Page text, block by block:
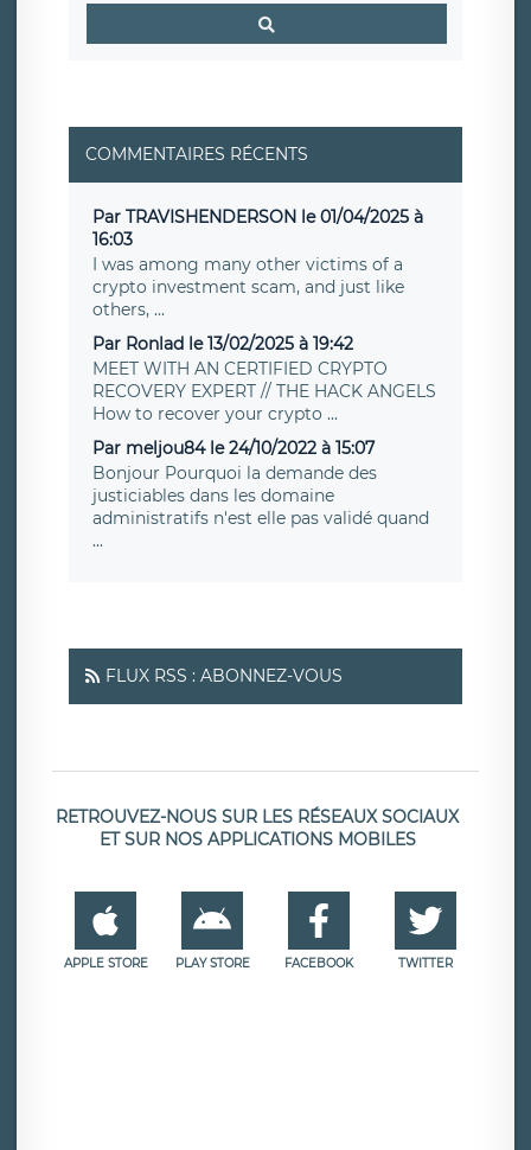
COMMENTAIRES RÉCENTS
Par TRAVISHENDERSON le 01/04/2025 à
16:03
I was among many other victims of a
crypto investment scam, and just like
others, ...
Par Ronlad le 13/02/2025 à 19:42
MEET WITH AN CERTIFIED CRYPTO
RECOVERY EXPERT // THE HACK ANGELS
How to recover your crypto ...
Par meljou84 le 24/10/2022 à 15:07
Bonjour Pourquoi la demande des
justiciables dans les domaine
administratifs n'est elle pas validé quand
...
FLUX RSS : ABONNEZ-VOUS
RETROUVEZ-NOUS SUR LES RÉSEAUX SOCIAUX
ET SUR NOS APPLICATIONS MOBILES
APPLE STORE PLAY STORE FACEBOOK TWITTER